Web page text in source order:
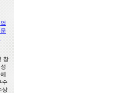
창
수
상